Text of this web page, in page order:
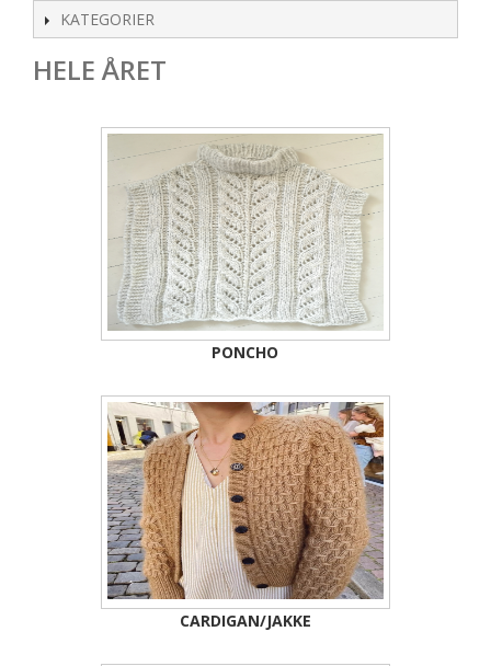
KATEGORIER
HELE ÅRET
PONCHO
CARDIGAN/JAKKE